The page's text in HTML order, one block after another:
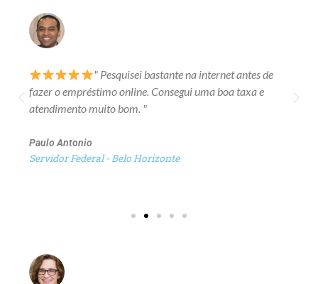
" Pesquisei bastante na internet antes de
fazer o empréstimo online. Consegui uma boa taxa e
atendimento muito bom. "
Paulo Antonio
Servidor Federal - Belo Horizonte